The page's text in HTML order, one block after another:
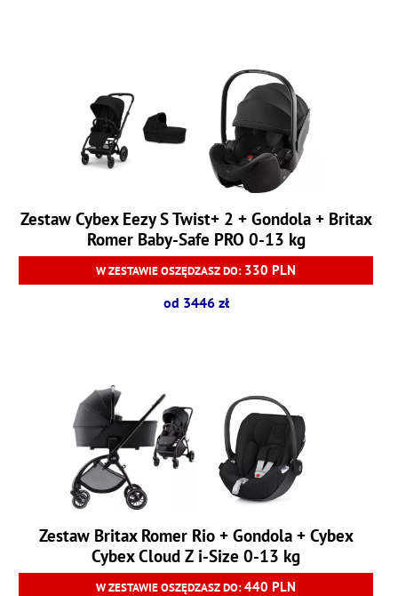
Zestaw Cybex Eezy S Twist+ 2 + Gondola + Britax
Romer Baby-Safe PRO 0-13 kg
W ZESTAWIE OSZĘDZASZ DO: 330 PLN
od 3446 zł
Zestaw Britax Romer Rio + Gondola + Cybex
Cybex Cloud Z i-Size 0-13 kg
W ZESTAWIE OSZĘDZASZ DO:440 PLN